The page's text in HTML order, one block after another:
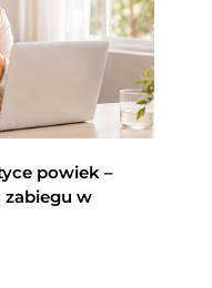
powiek –
zabiegu w